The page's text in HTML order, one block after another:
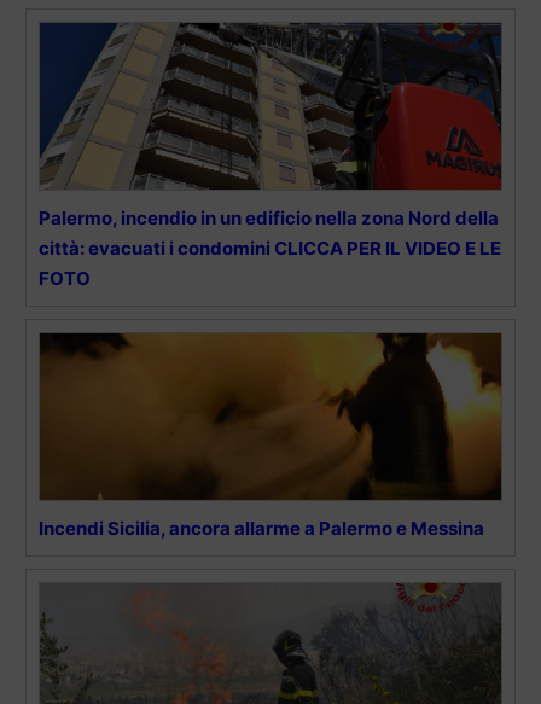
Palermo, incendio in un edificio nella zona Nord della
città: evacuati i condomini CLICCA PER IL VIDEO E LE
FOTO
Incendi Sicilia, ancora allarme a Palermo e Messina